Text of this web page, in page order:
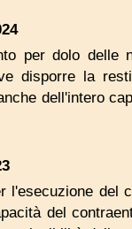
per dolo delle
disporre la
dell'intero
l'esecuzione
del